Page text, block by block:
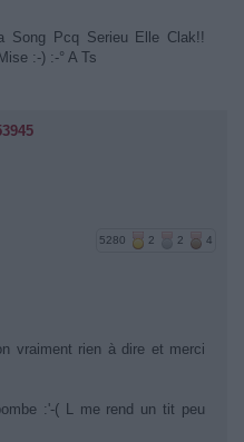
Song Pcq Serieu Elle Clak!!
:-) :-° A Ts
5280 2 2 4
vraiment rien à dire et merci
:'-( L me rend un tit peu